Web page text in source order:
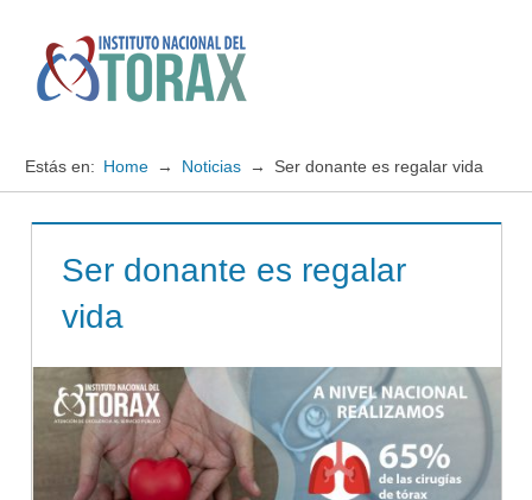
contenido
Instituto
del
Estás en: Home Noticias Ser donante es regalar vida
Ser donante es regalar
vida